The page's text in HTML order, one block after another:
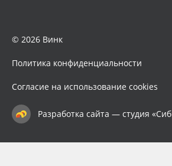
© 2026 Винк
Политика конфиденциальности
Согласие на использование cookies
Разработка сайта — студия